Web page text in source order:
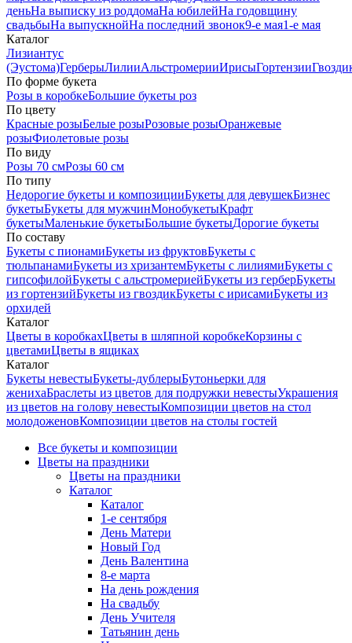
деньНа выписку из роддомаНа юбилейНа годовщину
свадьбыНа выпускнойНа последний звонок9-е мая1-е мая
Каталог
Лизиантус
(Эустома)ГерберыЛилииАльстромерииИрисыГортензии
По форме букета
Розы в коробкеБольшие букеты роз
По цвету
Красные розыБелые розыРозовые розыОранжевые
розыФиолетовые розы
По виду
Розы 70 смРозы 60 см
По типу
Недорогие букеты и композицииБукеты для девушекБизнес
букетыБукеты для мужчинМонобукетыКрафт
букетыМаленькие букетыБольшие букетыДорогие букеты
По составу
Букеты с пионамиБукеты из фруктовБукеты с
тюльпанамиБукеты из хризантемБукеты с лилиямиБукеты с
гипсофилойБукеты с альстромериейБукеты из герберБукеты
из гортензийБукеты из гвоздикБукеты с ирисамиБукеты из
орхидей
Каталог
Цветы в коробкахЦветы в шляпной коробкеКорзины с
цветамиЦветы в ящиках
Каталог
Букеты невестыБукеты-дублерыБутоньерки для
женихаБраслеты из цветов для подружки невестыУкрашения
из цветов на голову невестыКомпозиции цветов на стол
молодоженовКомпозиции цветов на столы гостей
Все букеты и композиции
Цветы на праздники
Цветы на праздники
Каталог
Каталог
1-е сентября
День Матери
Новый Год
День Валентина
8-е марта
На день рождения
На свадьбу
День Учителя
Татьянин день